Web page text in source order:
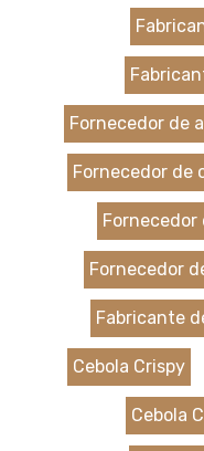
Fornecedor de
Fornecedor de
Fornecedor
Fornecedor
Fabricante
Cebola Crispy
Cebola